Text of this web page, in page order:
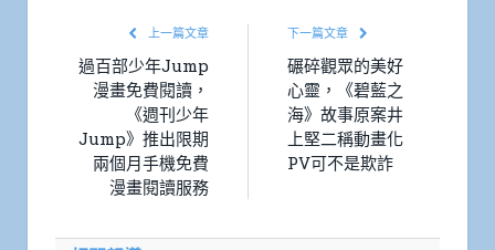
上一篇文章
過百部少年Jump
漫畫免費閱讀，
《週刊少年
Jump》推出限期
兩個月手機免費
漫畫閱讀服務
下一篇文章
碾碎觀眾的美好
心靈，《碧藍之
海》故事原案井
上堅二稱動畫化
PV可不是欺詐